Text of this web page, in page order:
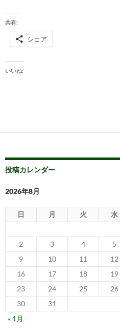
共有:
シェア
いいね:
投稿カレンダー
2026年8月
日 月 火 水
2
3 4 5
9
10 11 12
16
17 18 19
23
24 25 26
30
31
« 1月